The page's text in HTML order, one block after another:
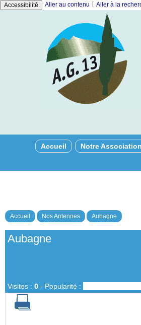
Accessibilité Aller au contenu Aller à la
Accueil Notre Association
Accueil Nos Antennes Aubagne
Aubagne
Visites : 0 - Popularité :